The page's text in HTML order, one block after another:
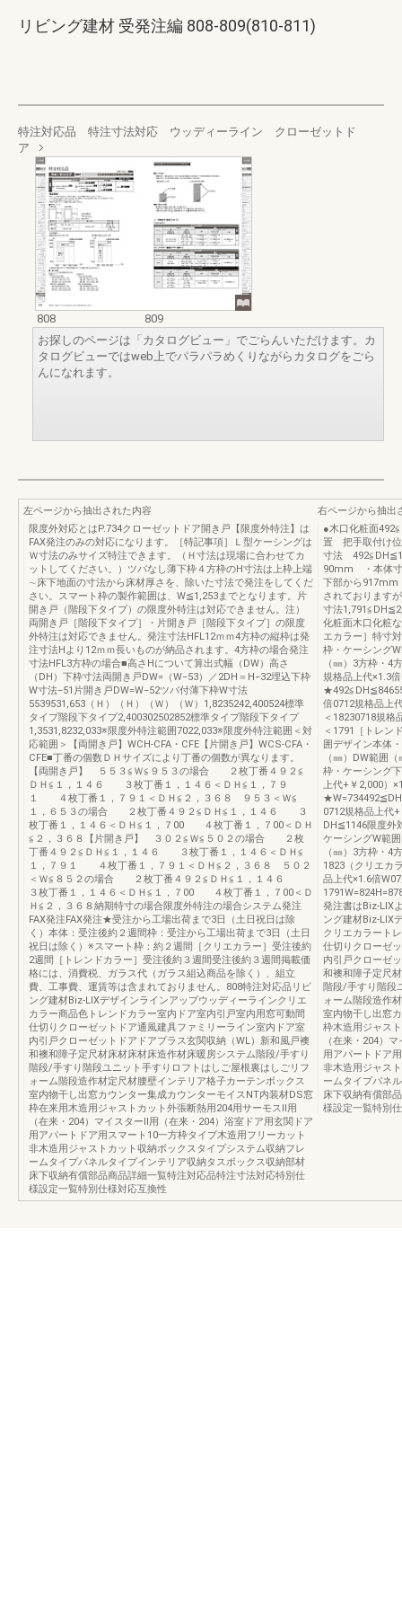
リビング建材 受発注編 808-809(810-811)
特注対応品 特注寸法対応 ウッディーライン クローゼットド
ア
808
809
お探しのページは「カタログビュー」でごらんいただけます。カ
タログビューではweb上でパラパラめくりながらカタログをごら
んになれます。
左ページから抽出された内容
限度外対応とはP.734クローゼットドア開き戸【限度外特注】は
FAX発注のみの対応になります。［特記事項］Ｌ型ケーシングは
Ｗ寸法のみサイズ特注できます。（Ｈ寸法は現場に合わせてカ
ットしてください。）ツバなし薄下枠４方枠のH寸法は上枠上端
∼床下地面の寸法から床材厚さを、除いた寸法で発注をしてくだ
さい。スマート枠の製作範囲は、W≦1,253までとなります。片
開き戸（階段下タイプ）の限度外特注は対応できません。注）
両開き戸［階段下タイプ］・片開き戸［階段下タイプ］の限度
外特注は対応できません。発注寸法HFL12ｍｍ4方枠の縦枠は発
注寸法Hより12ｍｍ長いものが納品されます。4方枠の場合発注
寸法HFL3方枠の場合■高さHについて算出式幅（DW）高さ
（DH）下枠寸法両開き戸DW=（W−53）／2DH＝H−32埋込下枠
W寸法−51片開き戸DW=W−52ツバ付薄下枠W寸法
5539531,653（Ｈ）（Ｈ）（Ｗ）（Ｗ）1,8235242,400524標準
タイプ階段下タイプ2,400302502852標準タイプ階段下タイプ
1,3531,8232,033※限度外特注範囲7022,033※限度外特注範囲＜対
応範囲＞【両開き戸】WCH-CFA・CFE【片開き戸】WCS-CFA・
CFE■丁番の個数ＤＨサイズにより丁番の個数が異なります。
【両開き戸】 ５５３≦Ｗ≦９５３の場合 ２枚丁番４９２≦
ＤＨ≦１，１４６ ３枚丁番１，１４６＜ＤＨ≦１，７９
１ ４枚丁番１，７９１＜ＤＨ≦２，３６８ ９５３＜Ｗ≦
１，６５３の場合 ２枚丁番４９２≦ＤＨ≦１，１４６ ３
枚丁番１，１４６＜ＤＨ≦１，７00 ４枚丁番１，７00＜ＤＨ
≦２，３６８【片開き戸】 ３０２≦Ｗ≦５０２の場合 ２枚
丁番４９２≦ＤＨ≦１，１４６ ３枚丁番１，１４６＜ＤＨ≦
１，７９１ ４枚丁番１，７９１＜ＤＨ≦２，３６８ ５０２
＜Ｗ≦８５２の場合 ２枚丁番４９２≦ＤＨ≦１，１４６
３枚丁番１，１４６＜ＤＨ≦１，７00 ４枚丁番１，７00＜Ｄ
Ｈ≦２，３６８納期特寸の場合限度外特注の場合システム発注
FAX発注FAX発注★受注から工場出荷まで3日（土日祝日は除
く）本体：受注後約２週間枠：受注から工場出荷まで3日（土日
祝日は除く）※スマート枠：約２週間［クリエカラー］受注後約
2週間［トレンドカラー］受注後約３週間受注後約３週間掲載価
格には、消費税、ガラス代（ガラス組込商品を除く）、組立
費、工事費、運賃等は含まれておりません。808特注対応品リビ
ング建材Biz-LIXデザインラインアップウッディーラインクリエ
カラー商品色トレンドカラー室内ドア室内引戸室内用窓可動間
仕切りクローゼットドア通風建具ファミリーライン室内ドア室
内引戸クローゼットドアドアプラス玄関収納（WL）新和風戸襖
和襖和障子定尺材床材床材床造作材床暖房システム階段/手すり
階段/手すり階段ユニット手すりロフトはしご屋根裏はしごリフ
ォーム階段造作材定尺材腰壁インテリア格子カーテンボックス
室内物干し出窓カウンター集成カウンターモイスNT内装材DS窓
枠在来用木造用ジャストカット外張断熱用204用サーモスⅡ用
（在来・204）マイスターⅡ用（在来・204）浴室ドア用玄関ドア
用アパートドア用スマート10一方枠タイプ木造用フリーカット
非木造用ジャストカット収納ボックスタイプシステム収納フレ
ームタイプパネルタイプインテリア収納タスボックス収納部材
床下収納有償部品商品詳細一覧特注対応品特注寸法対応特別仕
様設定一覧特別仕様対応互換性
右ページから抽出
●木口化粧面
置 把手取付け
寸法
90mm ・本体寸
下部から
されております
寸法
化粧面木口化粧
エカラー］特寸
枠・ケーシング
（㎜）3方枠・4
規格品上代×1.3
倍0712規格品上
＜18230718規格
＜1791［トレン
囲デザイン本体
（㎜）DW範囲
枠・ケーシング
上代+￥2,000）
0712規格品上代
DH≦1146限度外
ケーシングW範
（㎜）3方枠・4
1823（クリエカ
品上代×1.6倍
発注書はBiz-LIX
ング建材Biz-LIX
クリエカラート
仕切りクローゼ
内引戸クローゼ
和襖和障子定尺
階段/手すり階段
ォーム階段造作
室内物干し出窓
枠木造用ジャス
（在来・204）
用アパートドア
非木造用ジャス
ームタイプパネ
床下収納有償部
様設定一覧特別